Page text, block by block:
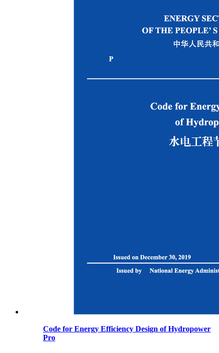
Code for Energy Efficiency Design of Hydropower
Pro